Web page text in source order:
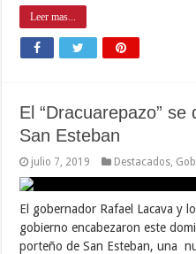
Leer mas...
El “Dracuarepazo”
San Esteban
julio 7, 2019 Destacados
El gobernador Rafael Lacava y
gobierno encabezaron este
porteño de San Esteban, una